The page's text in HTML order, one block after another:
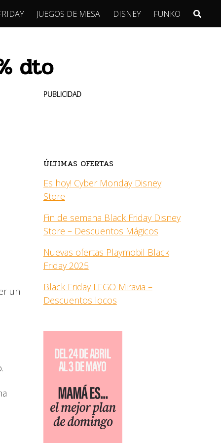
JUEGOS DE MESA DISNEY FUNKO
dto
un
PUBLICIDAD
ÚLTIMAS OFERTAS
Es hoy! Cyber Monday Disney
Store
Fin de semana Black Friday Disney
Store – Descuentos Mágicos
Nuevas ofertas Playmobil Black
Friday 2025
Black Friday LEGO Miravia –
Descuentos locos